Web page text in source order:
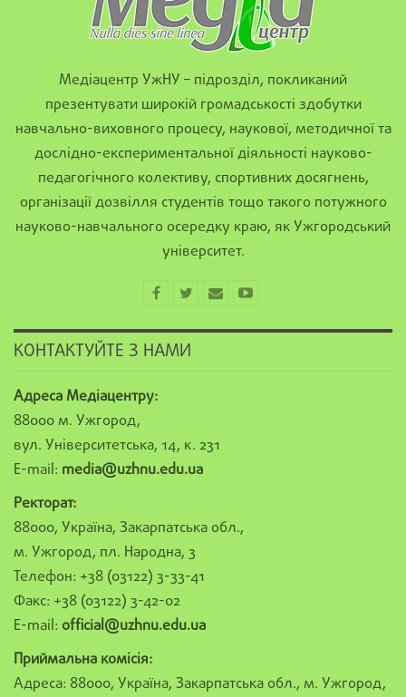
Медіацентр УжНУ – підрозділ, покликаний
презентувати широкій громадськості здобутки
навчально-виховного процесу, наукової, методичної та
дослідно-експериментальної діяльності науково-
педагогічного колективу, спортивних досягнень,
організації дозвілля студентів тощо такого потужного
науково-навчального осередку краю, як Ужгородський
університет.
КОНТАКТУЙТЕ З НАМИ
Адреса Медіацентру:
88000 м. Ужгород,
вул. Університетська, 14, к. 231
E-mail: media@uzhnu.edu.ua
Ректорат:
88000, Україна, Закарпатська обл.,
м. Ужгород, пл. Народна, 3
Телефон: +38 (03122) 3-33-41
Факс: +38 (03122) 3-42-02
E-mail: official@uzhnu.edu.ua
Приймальна комісія:
Адреса: 88000, Україна, Закарпатська обл., м. Ужгород,